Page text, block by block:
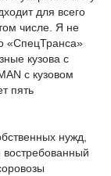
для всего
числе. Я не
«СпецТранса»
кузова с
с кузовом
пять
нужд,